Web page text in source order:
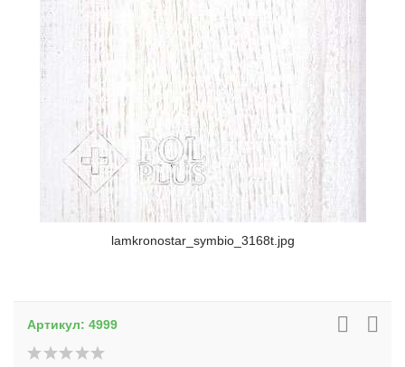
lamkronostar_symbio_3168t.jpg
Артикул: 4999